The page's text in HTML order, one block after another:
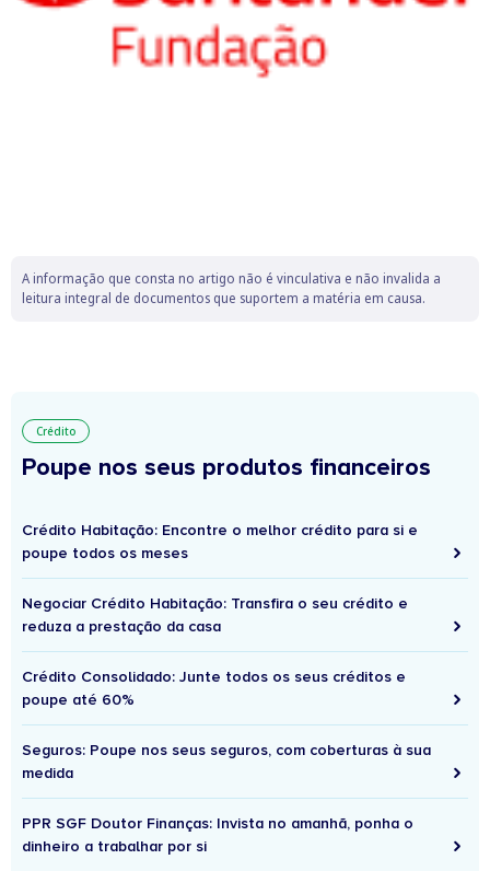
A informação que consta no artigo não é vinculativa e não invalida a
leitura integral de documentos que suportem a matéria em causa.
Crédito
Poupe nos seus produtos financeiros
Crédito Habitação: Encontre o melhor crédito para si e
poupe todos os meses
Negociar Crédito Habitação: Transfira o seu crédito e
reduza a prestação da casa
Crédito Consolidado: Junte todos os seus créditos e
poupe até 60%
Seguros: Poupe nos seus seguros, com coberturas à sua
medida
PPR SGF Doutor Finanças: Invista no amanhã, ponha o
dinheiro a trabalhar por si